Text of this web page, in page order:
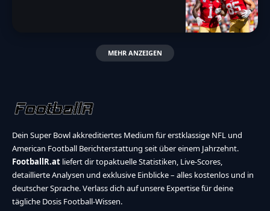
MEHR ANZEIGEN
Dein Super Bowl akkreditiertes Medium für erstklassige NFL und
American Football Berichterstattung seit über einem Jahrzehnt.
FootballR.at liefert dir topaktuelle Statistiken, Live-Scores,
detaillierte Analysen und exklusive Einblicke – alles kostenlos und in
deutscher Sprache. Verlass dich auf unsere Expertise für deine
tägliche Dosis Football-Wissen.